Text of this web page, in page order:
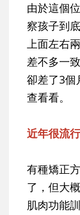
由於這個
察孩子到
上面左右
差不多一
卻差了3個
查看看。
近年很流
有種矯正
了，但大
肌肉功能